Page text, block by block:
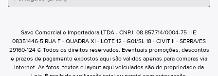
Save Comercial e Importadora LTDA - CNPJ: 08.857.714/0004-75 | IE:
08351446-5 RUA F - QUADRA XI - LOTE 12 - G01/SL 18 - CIVIT II - SERRA/ES
29160-124 © Todos os direitos reservados. Eventuais promoções, descontos
e prazos de pagamento expostos aqui são válidos apenas para compras via
internet. As fotos, textos e layout aqui veiculados são de propriedade da